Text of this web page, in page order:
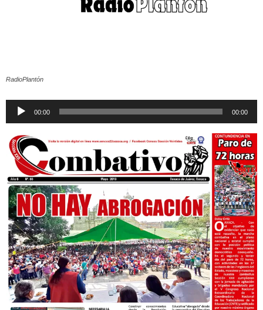
RadioPlantón
Reproductor
00:00 00:00